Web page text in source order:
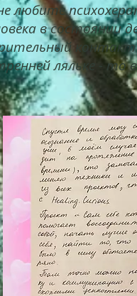
любите
в состоянии
ляльке - то